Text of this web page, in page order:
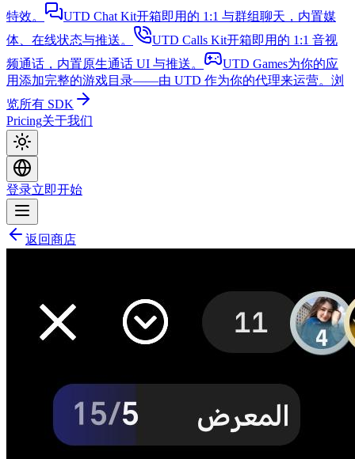
特效。
UTD Chat Kit开箱即用的 1:1 与群组聊天，内置媒
体、在线状态与推送。
UTD Calls Kit开箱即用的 1:1 音视
频通话，内置原生通话 UI 与推送。
UTD Games为你的应
用添加完整的游戏目录——由 UTD 作为你的代理来运营。 浏
览所有 SDK
Pricing关于我们
登录立即开始
返回商店